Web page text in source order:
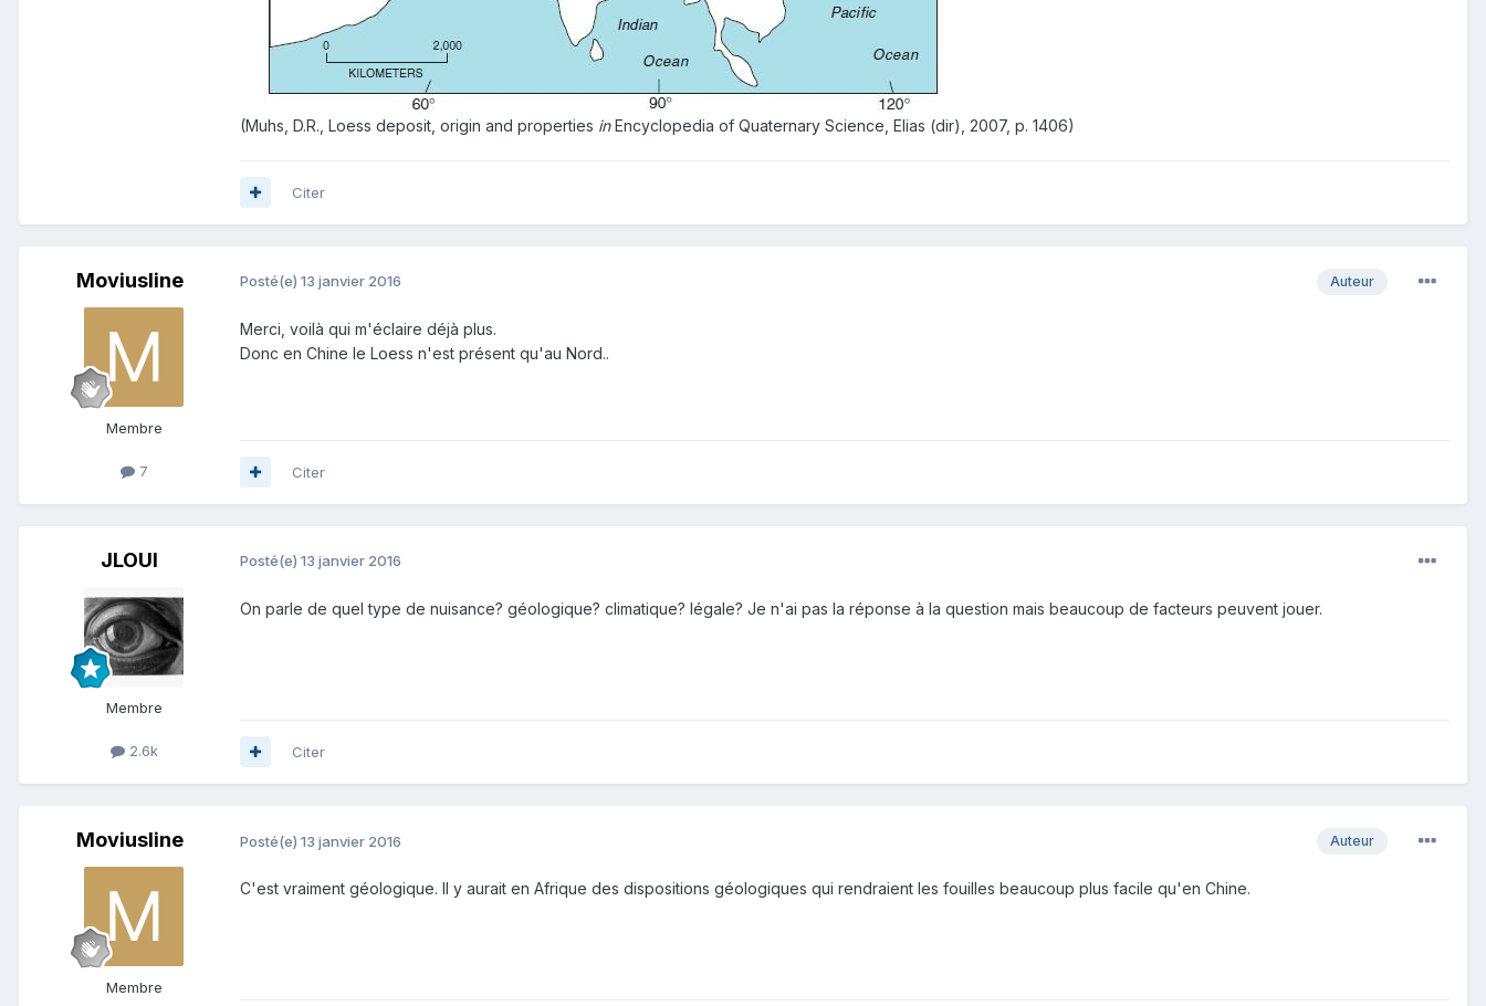
(Muhs, D.R., Loess deposit, origin and properties inEncyclopedia of Quaternary Science, Elias (dir), 2007, p. 1406)
Citer
Moviusline
Membre
7
Auteur
Posté(e) 13 janvier 2016
Merci, voilà qui m'éclaire déjà plus.
Donc en Chine le Loess n'est présent qu'au Nord..
Citer
JLOUI
Membre
2.6k
Posté(e) 13 janvier 2016
On parle de quel type de nuisance? géologique? climatique? légale? Je n'ai pas la réponse à la question mais beaucoup de facteurs peuvent jouer.
Citer
Moviusline
Membre
Auteur
Posté(e) 13 janvier 2016
C'est vraiment géologique. Il y aurait en Afrique des dispositions géologiques qui rendraient les fouilles beaucoup plus facile qu'en Chine.